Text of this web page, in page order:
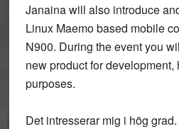
Janaina will also introduce
Linux Maemo based mobile
N900. During the event you
new product for
purposes.
Det intresserar mig i hög